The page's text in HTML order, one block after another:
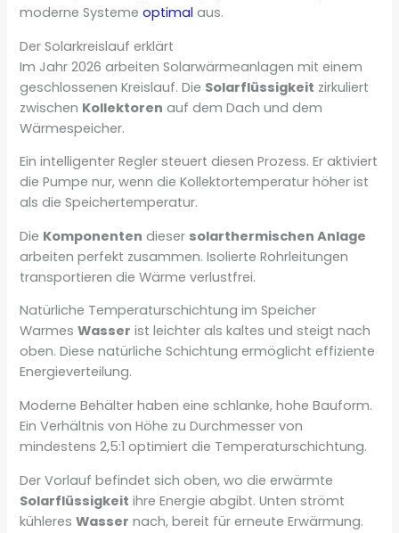
moderne Systemeoptimal aus.
Der Solarkreislauf erklärt
Im Jahr 2026 arbeiten Solarwärmeanlagen mit einem
geschlossenen Kreislauf. Die Solarflüssigkeit zirkuliert
zwischen Kollektoren auf dem Dach und dem
Wärmespeicher.
Ein intelligenter Regler steuert diesen Prozess. Er aktiviert
die Pumpe nur, wenn die Kollektortemperatur höher ist
als die Speichertemperatur.
Die Komponenten dieser solarthermischen Anlage
arbeiten perfekt zusammen. Isolierte Rohrleitungen
transportieren die Wärme verlustfrei.
Natürliche Temperaturschichtung im Speicher
WarmesWasser ist leichter als kaltes und steigt nach
oben. Diese natürliche Schichtung ermöglicht effiziente
Energieverteilung.
Moderne Behälter haben eine schlanke, hohe Bauform.
Ein Verhältnis von Höhe zu Durchmesser von
mindestens 2,5:1 optimiert die Temperaturschichtung.
Der Vorlauf befindet sich oben, wo die erwärmte
Solarflüssigkeit ihre Energie abgibt. Unten strömt
kühleresWasser nach, bereit für erneute Erwärmung.